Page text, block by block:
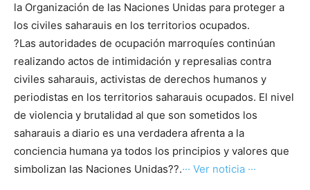
la Organización de las Naciones Unidas para proteger a
los civiles saharauis en los territorios ocupados.
?Las autoridades de ocupación marroquíes continúan
realizando actos de intimidación y represalias contra
civiles saharauis, activistas de derechos humanos y
periodistas en los territorios saharauis ocupados. El nivel
de violencia y brutalidad al que son sometidos los
saharauis a diario es una verdadera afrenta a la
conciencia humana ya todos los principios y valores que
simbolizan las Naciones Unidas??.··· Ver noticia ···